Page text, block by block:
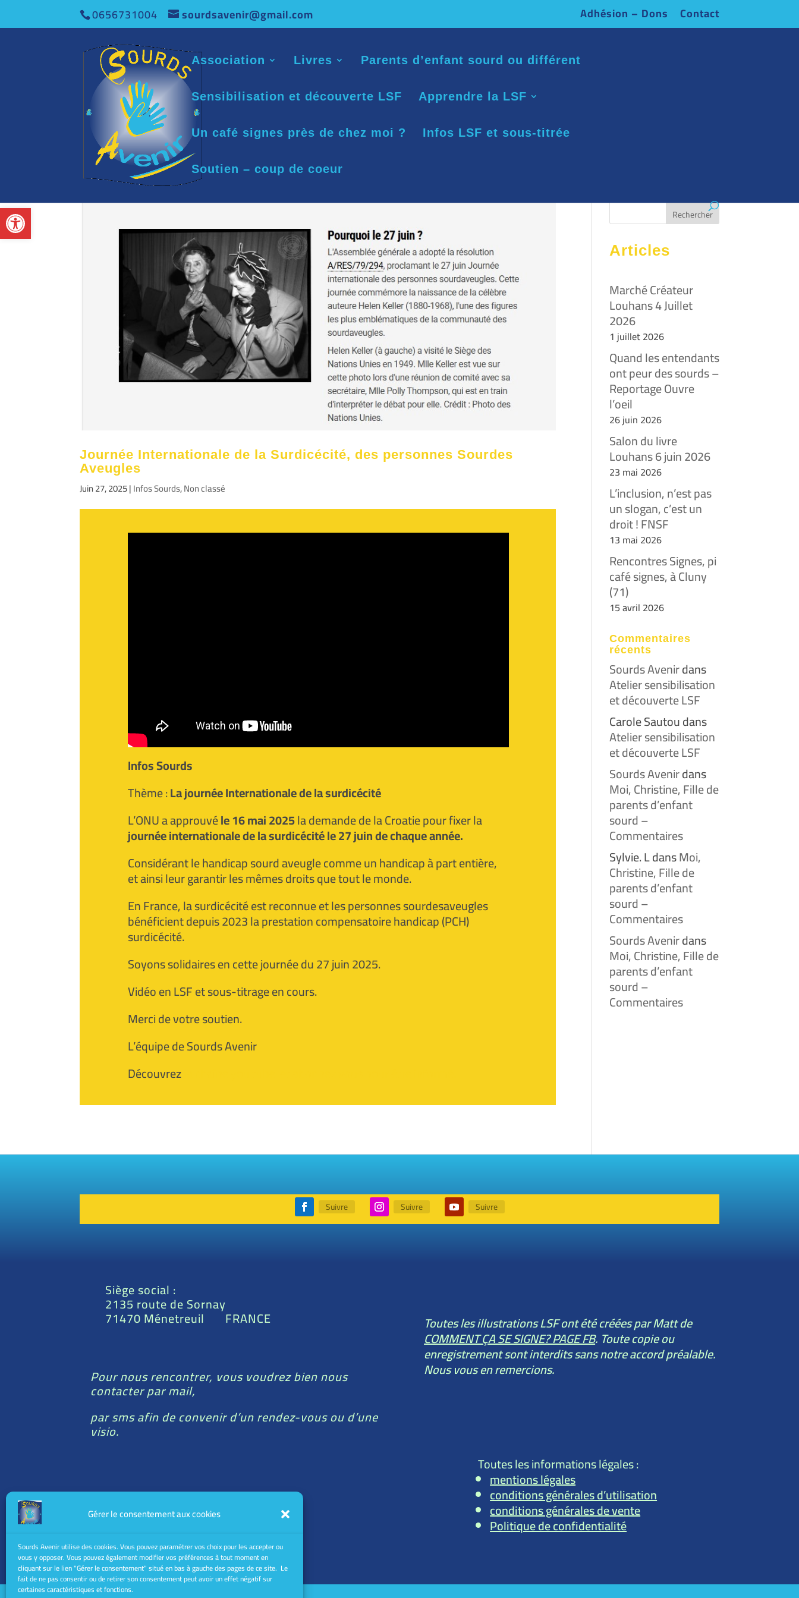
Ouvrir la barre d’outils
Gérer le consentement aux cookies
Sourds Avenir utilise des cookies. Vous pouvez paramétrer vos choix pour les accepter ou
vous y opposer. Vous pouvez également modifier vos préférences à tout moment en
cliquant sur le lien "Gérer le consentement" situé en bas à gauche des pages de ce site. Le
fait de ne pas consentir ou de retirer son consentement peut avoir un effet négatif sur
certaines caractéristiques et fonctions.
0656731004 sourdsavenir@gmail.com Adhésion – Dons Contact
Association Livres Parents d’enfant sourd ou différent
Sensibilisation et découverte LSF Apprendre la LSF
Un café signes près de chez moi ? Infos LSF et sous-titrée
Soutien – coup de coeur
Journée Internationale de la Surdicécité, des personnes Sourdes
Aveugles
Juin 27, 2025|Infos Sourds,Non classé
Infos Sourds
Thème :La journée Internationale de la surdicécité
L’ONU a approuvéle 16 mai 2025la demande de la Croatie pour fixer la
journée internationale de la surdicécité le 27 juin de chaque année.
Considérant le handicap sourd aveugle comme un handicap à part entière,
et ainsi leur garantir les mêmes droits que tout le monde.
En France, la surdicécité est reconnue et les personnes sourdesaveugles
bénéficient depuis 2023 la prestation compensatoire handicap (PCH)
surdicécité.
Soyons solidaires en cette journée du 27 juin 2025.
Vidéo en LSF et sous-titrage en cours.
Merci de votre soutien.
L’équipe de Sourds Avenir
Découvrez
Articles
Marché Créateur
Louhans 4 Juillet
2026
1 juillet 2026
Quand les entendants
ont peur des sourds –
Reportage Ouvre
l’oeil
26 juin 2026
Salon du livre
Louhans 6 juin 2026
23 mai 2026
L’inclusion, n’est pas
un slogan, c’est un
droit ! FNSF
13 mai 2026
Rencontres Signes, pi
café signes, à Cluny
(71)
15 avril 2026
Commentaires
récents
Sourds Avenirdans
Atelier sensibilisation
et découverte LSF
Carole Sautoudans
Atelier sensibilisation
et découverte LSF
Sourds Avenirdans
Moi, Christine, Fille de
parents d’enfant
sourd –
Commentaires
Sylvie. LdansMoi,
Christine, Fille de
parents d’enfant
sourd –
Commentaires
Sourds Avenirdans
Moi, Christine, Fille de
parents d’enfant
sourd –
Commentaires
Suivre Suivre Suivre
Siège social :
2135 route de Sornay
71470 Ménetreuil FRANCE
Pour nous rencontrer, vous voudrez bien nous
contacter par mail,
par sms afin de convenir d’un rendez-vous ou d’une
visio.
Vous pouvez nouscontacter
Toutes les illustrations LSF ont été créées par Matt de
COMMENT ÇA SE SIGNE? PAGE FB. Toute copie ou
enregistrement sont interdits sans notre accord préalable.
Nous vous en remercions.
Toutes les informations légales :
mentions légales
conditions générales d’utilisation
conditions générales de vente
Politique de confidentialité